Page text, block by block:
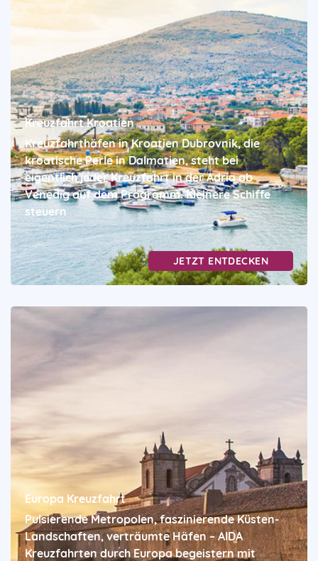
Kreuzfahrt Kroatien
Kreuzfahrthäfen in Kroatien Dubrovnik, die
kroatische Perle in Dalmatien, steht bei
eigentlich jeder Kreuzfahrt in der Adria ab
Venedig auf dem Programm. Kleinere Schiffe
steuern
JETZT ENTDECKEN
Europa Kreuzfahrt
Pulsierende Metropolen, faszinierende Küsten-
Landschaften, verträumte Häfen – AIDA
Kreuzfahrten durch Europa begeistern mit